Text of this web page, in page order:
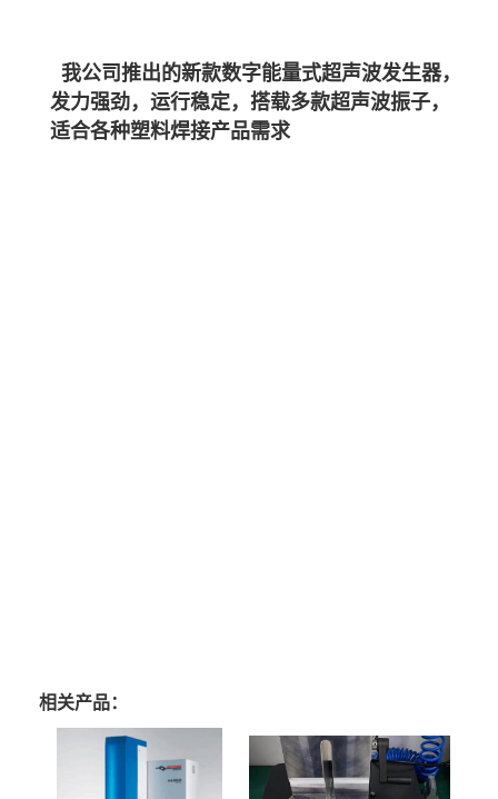
我公司推出的新款数字能量式超声波发生器，
发力强劲，运行稳定，搭载多款超声波振子，
适合各种塑料焊接产品需求
相关产品：